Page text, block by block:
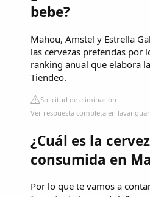
bebe?
Mahou, Amstel y Estrella
las cervezas preferidas por
ranking anual que elabora
Tiendeo.
Solicitud de eliminación
Ver respuesta completa en
¿Cuál es la
consumida en
Por lo que te vamos a